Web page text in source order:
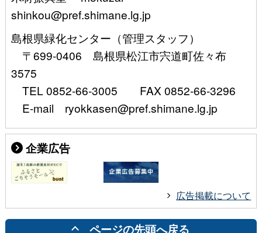
shinkou@pref.shimane.lg.jp
島根県緑化センター（管理スタッフ）
〒699-0406 島根県松江市宍道町佐々布
3575
TEL 0852-66-3005 FAX 0852-66-3296
E-mail ryokkasen@pref.shimane.lg.jp
企業広告
広告掲載について
ページの先頭へ戻る